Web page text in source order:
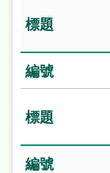
策
政
府
資